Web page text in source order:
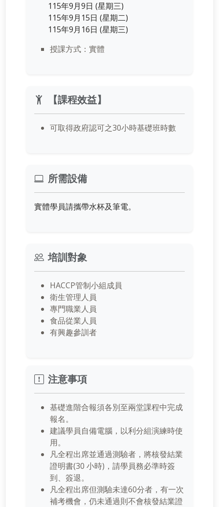
115年9月9日 (星期三)
115年9月15日 (星期二)
115年9月16日 (星期三)
授課方式：實體
【課程效益】
可取得政府認可之30小時基礎班時數
所需設備
實體學員請攜帶水杯及筆電。
培訓對象
HACCP管制小組成員
衛生管理人員
專門職業人員
食品從業人員
有興趣參訓者
注意事項
基礎進階合報須各別至兩堂課程中完成
報名。
建議學員自備電腦，以利分組演練時使
用。
凡全程出席並通過測驗者，將核發結業
證明書(30 小時)，請學員務必準時簽
到、簽退。
凡全程出席但測驗未達60分者，有一次
補考機會，仍未通過則不會核發結業證